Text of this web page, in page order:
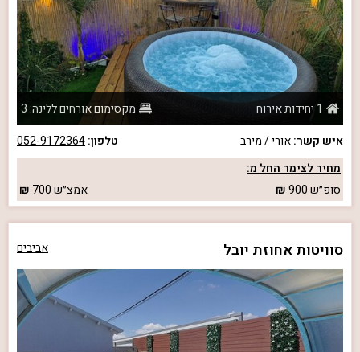
1 יחידות אירוח
מקסימום אורחים ללינה: 3
איש קשר:אורי / מירב טלפון:052-9172364
מחיר לצימר החל מ:
סופ״ש900 אמצ״ש700
סוויטות אחוזת יובל אביבים